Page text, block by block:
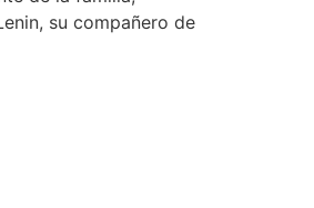
su compañero de